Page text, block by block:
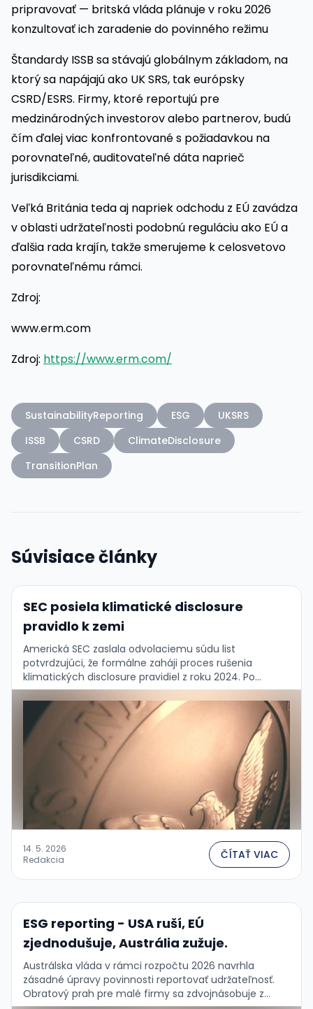
pripravovať — britská vláda plánuje v roku 2026
konzultovať ich zaradenie do povinného režimu
Štandardy ISSB sa stávajú globálnym základom, na
ktorý sa napájajú ako UK SRS, tak európsky
CSRD/ESRS. Firmy, ktoré reportujú pre
medzinárodných investorov alebo partnerov, budú
čím ďalej viac konfrontované s požiadavkou na
porovnateľné, auditovateľné dáta naprieč
jurisdikciami.
Veľká Británia teda aj napriek odchodu z EÚ zavádza
v oblasti udržateľnosti podobnú reguláciu ako EÚ a
ďalšia rada krajín, takže smerujeme k celosvetovo
porovnateľnému rámci.
Zdroj:
www.erm.com
Zdroj: https://www.erm.com/
SustainabilityReporting ESG
UKSRS
ISSB
CSRD
ClimateDisclosure
TransitionPlan
Súvisiace články
SEC posiela klimatické disclosure
pravidlo k zemi
Americká SEC zaslala odvolaciemu súdu list
potvrdzujúci, že formálne zaháji proces rušenia
klimatických disclosure pravidiel z roku 2024. Po
mesiacoch právnych manévrov je teda jasno: pravidlo
neprežije....
14. 5. 2026
Redakcia
ČÍTAŤ VIAC
ESG reporting - USA ruší, EÚ
zjednodušuje, Austrália zužuje.
Austrálska vláda v rámci rozpočtu 2026 navrhla
zásadné úpravy povinnosti reportovať udržateľnosť.
Obratový prah pre malé firmy sa zdvojnásobuje z